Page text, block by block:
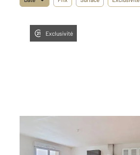
Exclusivité
LE LANGON 85
82,28 m
Ref : 2059